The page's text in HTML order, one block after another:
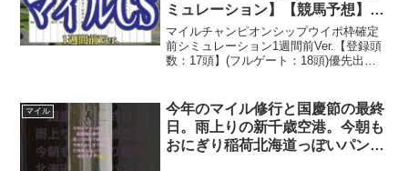
ミュレーション】【競馬予想】
【1週間前】ウイポ枠確定前シミ
ュレーション セリフォス ソダシ
シュネルマイスター サリオス
マイルチャンピオンシップウイポ枠確定
前シミュレーション1週間前Ver.【登録頭
数：17頭】(フルゲート：18頭)優先出走
ロータスランドマテンロウオリオンソウ
ルラッシュウ...
マイル
今年のマイル修行と国慶節の最終
日。雨上りの新千歳空港。今朝も
おにぎり稲荷北海道っぽいパンで